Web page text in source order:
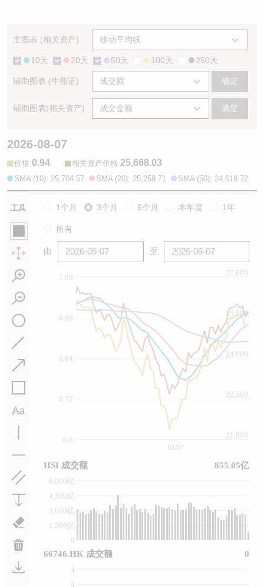
主图表 (相关资产)
10天 20天 50天 100天 250天
辅助图表 (牛熊证) 确定
辅助图表(相关资产) 确定
2026-08-07
价格:0.94 相关资产价格:25,668.03
SMA (10): 25,704.57 SMA (20): 25,259.71 SMA (50): 24,618.72
工具 1个月 3个月 6个月 本年度 1年
所有
由 至
0.6
0.72
0.84
0.96
1.08
22,500
21,000
24,000
25,500
27,000
0
1,500亿
3,000亿
4,500亿
6,000亿
3
4
01/07
HSI 成交额 855.05亿
66746.HK 成交额 0